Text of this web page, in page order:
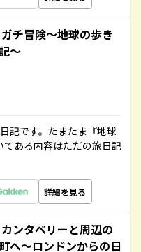
チ冒険～地球の歩き
～
記です。たまたま『地球
ある内容はただの旅日記
詳細を見る
ンタベリーと周辺の
へ～ロンドンからの日